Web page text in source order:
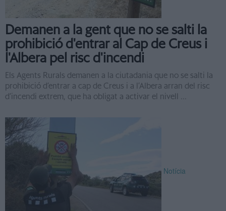
Demanen a la gent que no se salti la
prohibició d'entrar al Cap de Creus i
l'Albera pel risc d'incendi
Els Agents Rurals demanen a la ciutadania que no se salti la
prohibició d’entrar a cap de Creus i a l’Albera arran del risc
d’incendi extrem, que ha obligat a activar el nivell ...
Notícia